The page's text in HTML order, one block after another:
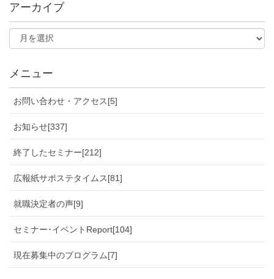
アーカイブ
メニュー
お問い合わせ・アクセス[5]
お知らせ[337]
終了したセミナー[212]
広報紙サポステタイムス[81]
就職決定者の声[9]
セミナー･イベントReport[104]
現在募集中のプログラム[7]